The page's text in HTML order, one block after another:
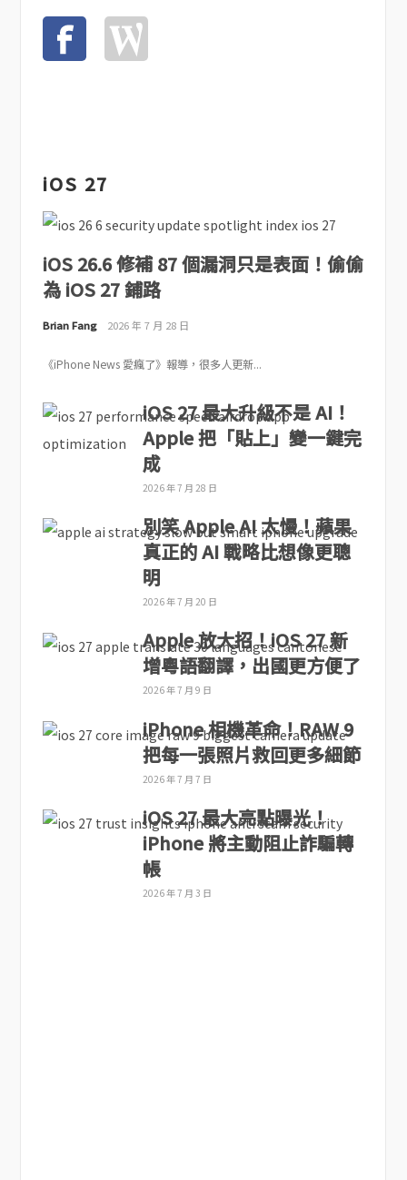
iOS 27
iOS 26.6 修補 87 個漏洞只是表面！偷偷
為 iOS 27 鋪路
Brian Fang 2026 年 7 月 28 日
《iPhone News 愛瘋了》報導，很多人更新...
iOS 27 最大升級不是 AI！
Apple 把「貼上」變一鍵完
成
2026 年 7 月 28 日
別笑 Apple AI 太慢！蘋果
真正的 AI 戰略比想像更聰
明
2026 年 7 月 20 日
Apple 放大招！iOS 27 新
增粵語翻譯，出國更方便了
2026 年 7 月 9 日
iPhone 相機革命！RAW 9
把每一張照片救回更多細節
2026 年 7 月 7 日
iOS 27 最大亮點曝光！
iPhone 將主動阻止詐騙轉
帳
2026 年 7 月 3 日